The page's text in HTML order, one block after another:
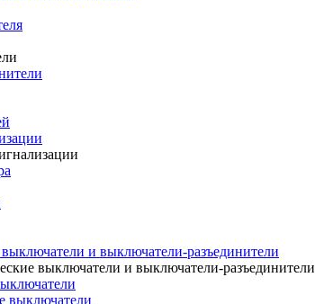
и выключатели-разъединители
выключатели и выключатели-разъединители
выключатели